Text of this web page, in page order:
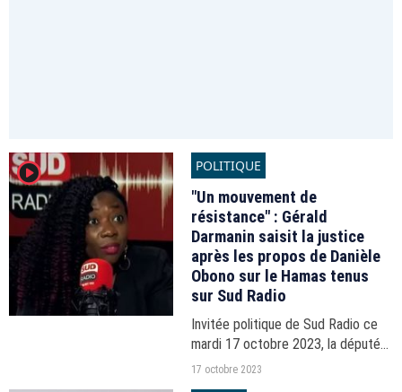
player2 POLITIQUE
"Un mouvement de
résistance" : Gérald
Darmanin saisit la justice
après les propos de Danièle
Obono sur le Hamas tenus
sur Sud Radio
Invitée politique de Sud Radio ce
mardi 17 octobre 2023, la députée
La France insoumise de Paris a été
17 octobre 2023